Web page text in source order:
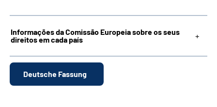
Mein Kundenportal
Informações da Comissão Europeia sobre os seus
direitos em cada país
Deutsche Fassung